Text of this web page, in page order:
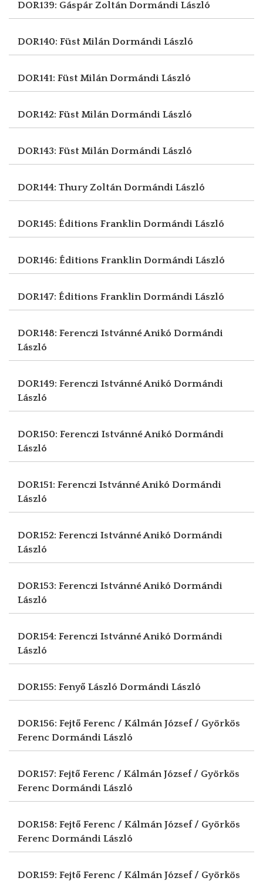
DOR139: Gáspár ZoltánDormándi László
DOR140: Füst MilánDormándi László
DOR141: Füst MilánDormándi László
DOR142: Füst MilánDormándi László
DOR143: Füst MilánDormándi László
DOR144: Thury ZoltánDormándi László
DOR145: Éditions FranklinDormándi László
DOR146: Éditions FranklinDormándi László
DOR147: Éditions FranklinDormándi László
DOR148: Ferenczi Istvánné Anikó Dormándi
László
DOR149: Ferenczi Istvánné Anikó Dormándi
László
DOR150: Ferenczi Istvánné Anikó Dormándi
László
DOR151: Ferenczi Istvánné Anikó Dormándi
László
DOR152: Ferenczi Istvánné Anikó Dormándi
László
DOR153: Ferenczi Istvánné Anikó Dormándi
László
DOR154: Ferenczi Istvánné Anikó Dormándi
László
DOR155: Fenyő László Dormándi László
DOR156: Fejtő Ferenc / Kálmán József / Györkös
Ferenc Dormándi László
DOR157: Fejtő Ferenc / Kálmán József / Györkös
Ferenc Dormándi László
DOR158: Fejtő Ferenc / Kálmán József / Györkös
Ferenc Dormándi László
DOR159: Fejtő Ferenc / Kálmán József / Györkös